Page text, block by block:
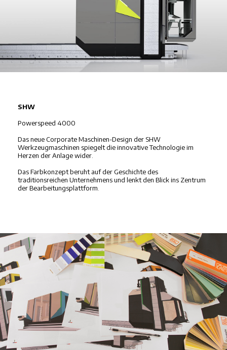
SHW
Powerspeed 4000
Das neue Corporate Maschinen-Design der SHW
Werkzeugmaschinen spiegelt die innovative Technologie im
Herzen der Anlage wider.
Das Farbkonzept beruht auf der Geschichte des
traditionsreichen Unternehmens und lenkt den Blick ins Zentrum
der Bearbeitungsplattform.